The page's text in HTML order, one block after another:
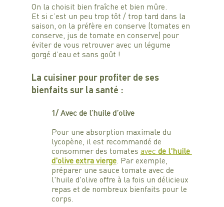
On la choisit bien fraîche et bien mûre.
Et si c’est un peu trop tôt / trop tard dans la
saison, on la préfère en conserve (tomates en
conserve, jus de tomate en conserve) pour
éviter de vous retrouver avec un légume
gorgé d’eau et sans goût !
La cuisiner pour profiter de ses
bienfaits sur la santé :
1/ Avec de l’huile d’olive
Pour une absorption maximale du
lycopène, il est recommandé de
consommer des tomates avec de l'huile
d'olive extra vierge. Par exemple,
préparer une sauce tomate avec de
l'huile d'olive offre à la fois un délicieux
repas et de nombreux bienfaits pour le
corps.